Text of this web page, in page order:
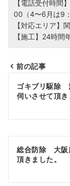
【電話受付時間
00（4〜6月は9
【対応エリア】
【施工】24時間
投
稿
ナ
ビ
ゲ
前の記事
ゴキブリ駆除
伺いさせて頂き
総合防除 大阪
頂きました。